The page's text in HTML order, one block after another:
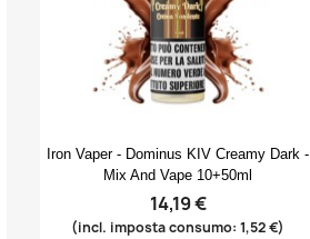
Anteprima
Iron Vaper - Dominus KIV Creamy Dark -
Mix And Vape 10+50ml
14,19 €
(incl. imposta consumo: 1,52 €)